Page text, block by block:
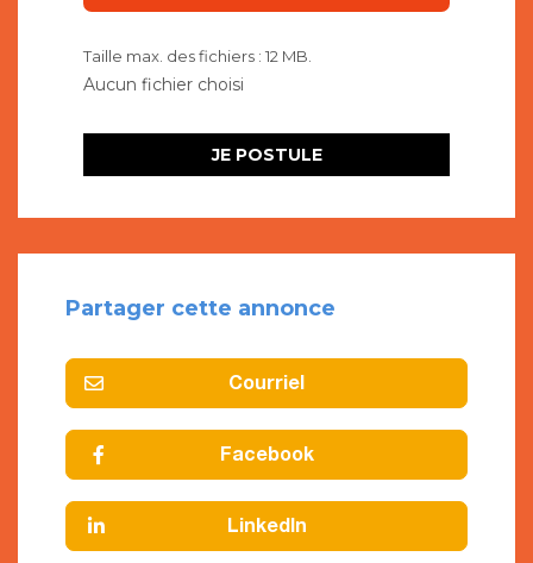
Taille max. des fichiers : 12 MB.
Partager cette annonce
Courriel
Facebook
LinkedIn